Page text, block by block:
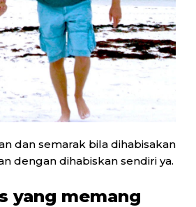
dan semarak bila dihabisakan
dengan dihabiskan sendiri ya.
yang memang